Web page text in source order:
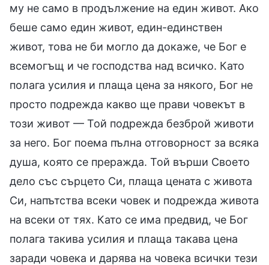
му не само в продължение на един живот. Ако
беше само един живот, един-единствен
живот, това не би могло да докаже, че Бог е
всемогъщ и че господства над всичко. Като
полага усилия и плаща цена за някого, Бог не
просто подрежда какво ще прави човекът в
този живот — Той подрежда безброй животи
за него. Бог поема пълна отговорност за всяка
душа, която се преражда. Той върши Своето
дело със сърцето Си, плаща цената с живота
Си, напътства всеки човек и подрежда живота
на всеки от тях. Като се има предвид, че Бог
полага такива усилия и плаща такава цена
заради човека и дарява на човека всички тези